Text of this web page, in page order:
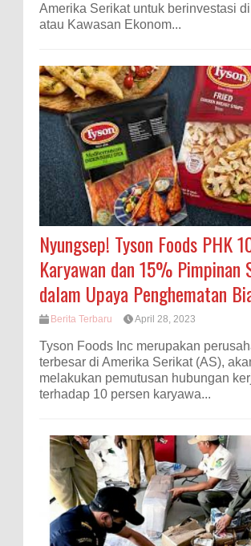
Amerika Serikat untuk berinvestasi
atau Kawasan Ekonom...
Nyungsep! Tyson Foods PHK
Karyawan dan 15% Pimpinan
dalam Upaya Penghematan
Berita Terbaru April 28, 2023
Tyson Foods Inc merupakan
terbesar di Amerika Serikat (AS),
melakukan pemutusan hubungan
terhadap 10 persen karyawa...